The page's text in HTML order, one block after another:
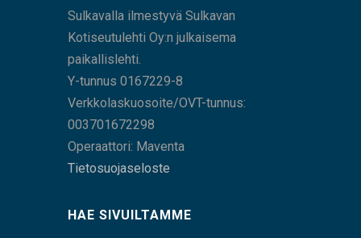
Sulkavalla ilmestyvä Sulkavan
Kotiseutulehti Oy:n julkaisema
paikallislehti.
Y-tunnus 0167229-8
Verkkolaskuosoite/OVT-tunnus:
003701672298
Operaattori: Maventa
Tietosuojaseloste
HAE SIVUILTAMME